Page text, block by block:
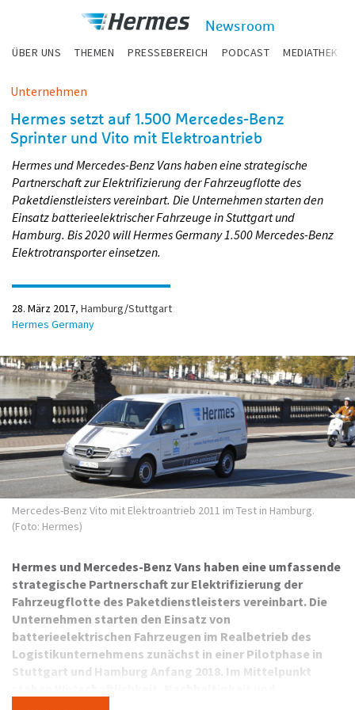
Newsroom
ÜBER UNS THEMEN PRESSEBEREICH PODCAST MEDIATHEK
Unternehmen
Hermes setzt auf 1.500 Mercedes-Benz
Sprinter und Vito mit Elektroantrieb
Hermes und Mercedes-Benz Vans haben eine strategische
Partnerschaft zur Elektrifizierung der Fahrzeugflotte des
Paketdienstleisters vereinbart. Die Unternehmen starten den
Einsatz batterieelektrischer Fahrzeuge in Stuttgart und
Hamburg. Bis 2020 will Hermes Germany 1.500 Mercedes-Benz
Elektrotransporter einsetzen.
28. März 2017 Hamburg/Stuttgart
Hermes Germany
Mercedes-Benz Vito mit Elektroantrieb 2011 im Test in Hamburg.
(Foto: Hermes)
Hermes und Mercedes-Benz Vans haben eine umfassende
strategische Partnerschaft zur Elektrifizierung der
Fahrzeugflotte des Paketdienstleisters vereinbart. Die
Unternehmen starten den Einsatz von
batterieelektrischen Fahrzeugen im Realbetrieb des
Logistikunternehmens zunächst in einer Pilotphase in
Stuttgart und Hamburg Anfang 2018. Im Mittelpunkt